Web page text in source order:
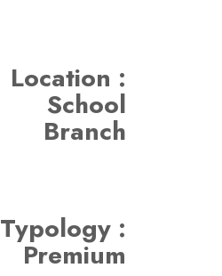
Location :
School
Branch
Typology :
Premium